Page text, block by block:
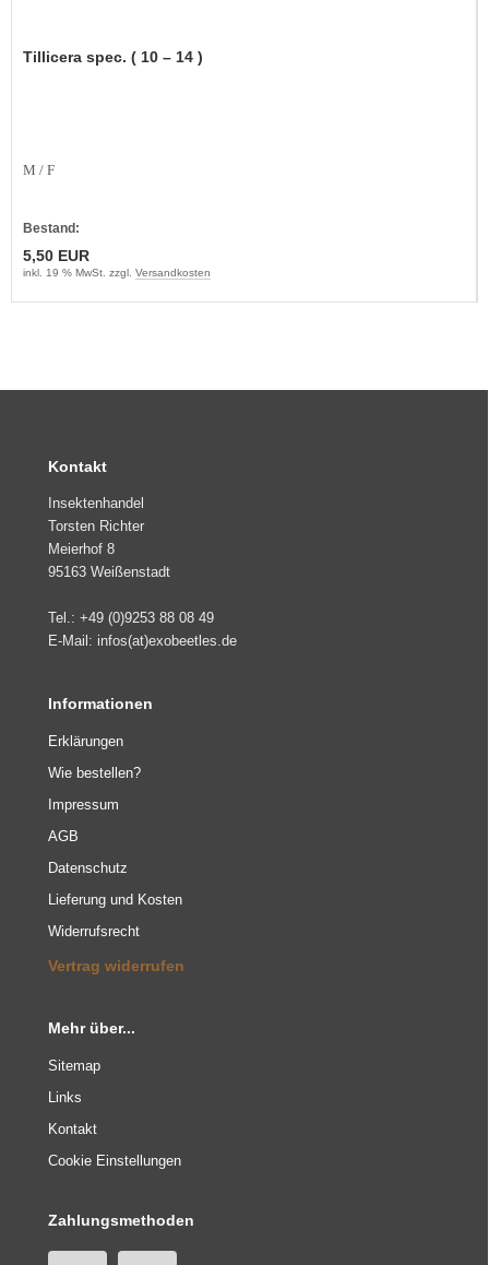
Tillicera spec. ( 10 – 14 )
M / F
Bestand:
5,50 EUR
inkl. 19 % MwSt. zzgl. Versandkosten
Kontakt
Insektenhandel
Torsten Richter
Meierhof 8
95163 Weißenstadt
Tel.: +49 (0)9253 88 08 49
E-Mail: infos(at)exobeetles.de
Informationen
Erklärungen
Wie bestellen?
Impressum
AGB
Datenschutz
Lieferung und Kosten
Widerrufsrecht
Vertrag widerrufen
Mehr über...
Sitemap
Links
Kontakt
Cookie Einstellungen
Zahlungsmethoden